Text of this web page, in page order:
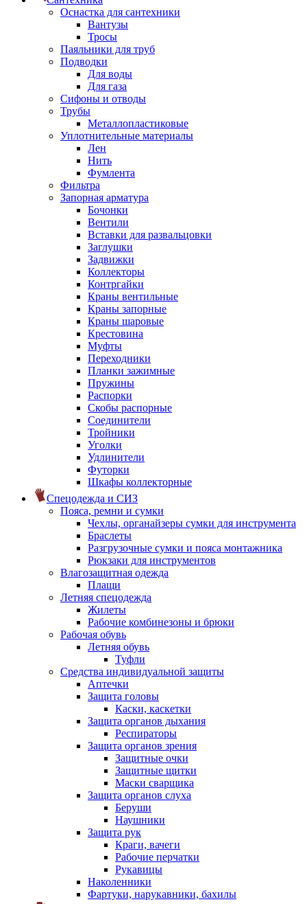
Оснастка для сантехники
Вантузы
Тросы
Паяльники для труб
Подводки
Для воды
Для газа
Сифоны и отводы
Трубы
Металлопластиковые
Уплотнительные материалы
Лен
Нить
Фумлента
Фильтра
Запорная арматура
Бочонки
Вентили
Вставки для развальцовки
Заглушки
Задвижки
Коллекторы
Контргайки
Краны вентильные
Краны запорные
Краны шаровые
Крестовина
Муфты
Переходники
Планки зажимные
Пружины
Распорки
Скобы распорные
Соединители
Тройники
Уголки
Удлинители
Футорки
Шкафы коллекторные
Спецодежда и СИЗ
Пояса, ремни и сумки
Чехлы, органайзеры сумки для инструмента
Браслеты
Разгрузочные сумки и пояса монтажника
Рюкзаки для инструментов
Влагозащитная одежда
Плащи
Летняя спецодежда
Жилеты
Рабочие комбинезоны и брюки
Рабочая обувь
Летняя обувь
Туфли
Средства индивидуальной защиты
Аптечки
Защита головы
Каски, каскетки
Защита органов дыхания
Респираторы
Защита органов зрения
Защитные очки
Защитные щитки
Маски сварщика
Защита органов слуха
Беруши
Наушники
Защита рук
Краги, вачеги
Рабочие перчатки
Рукавицы
Наколенники
Фартуки, нарукавники, бахилы